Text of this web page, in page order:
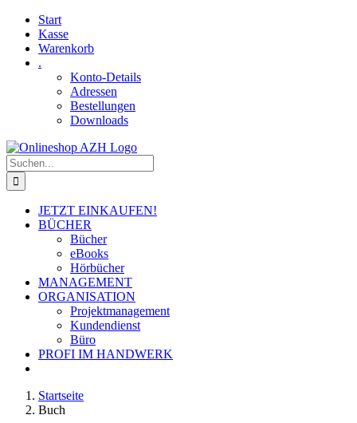
Skip
content
Facebook
YouTubeStart
Kasse
Warenkorb
.
Konto-Details
Adressen
Bestellungen
Downloads
Suche
nach:
JETZT EINKAUFEN!
BÜCHER
Bücher
eBooks
Hörbücher
MANAGEMENT
ORGANISATION
Projektmanagement
Kundendienst
Büro
PROFI IM HANDWERK
Startseite
Buch